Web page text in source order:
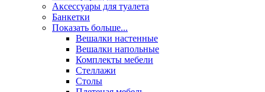
Аксессуары для туалета
Банкетки
Показать больше...
Вешалки настенные
Вешалки напольные
Комплекты мебели
Стеллажи
Столы